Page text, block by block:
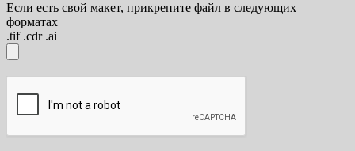
Если есть свой макет, прикрепите файл в следующих
форматах
.tif .cdr .ai